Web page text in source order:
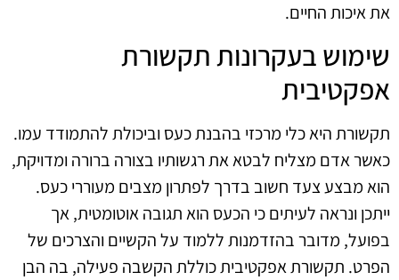
את איכות החיים.
שימוש בעקרונות תקשורת
אפקטיבית
תקשורת היא כלי מרכזי בהבנת כעס וביכולת להתמודד עמו.
כאשר אדם מצליח לבטא את רגשותיו בצורה ברורה ומדויקת,
הוא מבצע צעד חשוב בדרך לפתרון מצבים מעוררי כעס.
ייתכן ונראה לעיתים כי הכעס הוא תגובה אוטומטית, אך
בפועל, מדובר בהזדמנות ללמוד על הקשיים והצרכים של
הפרט. תקשורת אפקטיבית כוללת הקשבה פעילה, בה הבן